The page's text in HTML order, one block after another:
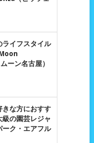
ライフスタイル
ーン名古屋）
きな方におすす
の園芸レジャ
ーク・エアフル